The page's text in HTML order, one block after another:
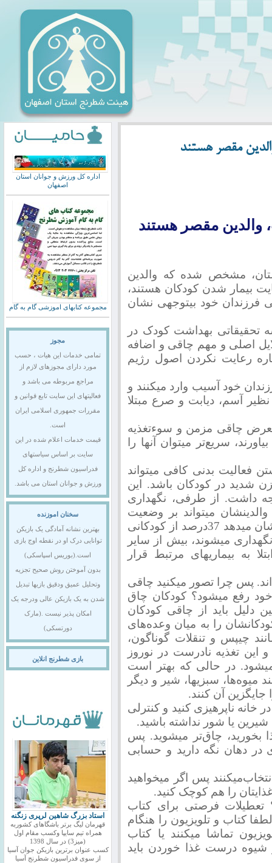
مقصر هستند
والدین مقصر هستند
مشخص شده که والدین
بیمار شدن کودکان هستند،
فرزندان خود بیتوجهی نشان
تحقیقاتی بهداشت کودک در
اصلی و مهم چاقی و اضافه
رعایت نکردن اصول رژیم
خود آسیب وارد میکنند و
نظیر آسم، دیابت و صرع مبتلا
چاقی مزمن و سوء‌تغذیه
سریع‌تر میتوان آنها را
فعالیت بدنی کافی میتواند
شدید در کودکان باشد. این
داشت. از طرفی، نگهداری
میتواند بر وضعیت
چاقی آنها اثر منفی بگذارد؛ چراکه آمارها نشان میدهد 37درصد از کودکانی
میشوند، بیش از سایر
بیماریهای مرتبط قرار
پس چرا تصور میکنید چاقی
رفع میشود؟ کودکان چاق
دلیل باید از چاقی کودکان
را به میان وعده‌های
چیپس و تنقلات گوناگون،
تغذیه نادرست در نوروز
در حالی که بهتر است
میوه‌ها، سبزیها، شیر و دیگر
جایگزین آن کنند.
خانه ناپرهیزی کنید و کنترلی
یا شور نداشته باشید.
بخورید، چاق‌تر میشوید. پس
در دهان نگه دارید و حسابی
پس اگر میخواهید
غذایتان را هم کوچک کنید.
تعطیلات فرصتی برای کتاب
کتاب و تلویزیون را هنگام
تماشا میکنند یا کتاب
شیوه درست غذا خوردن باید
اداره کل ورزش و جوانان استان
اصفهان
مجموعه کتابهای اموزشی گام به گام
مجوز
تمامی خدمات این هیات ، حسب
مورد دارای مجوزهای لازم از
مراجع مربوطه می باشد و
فعالیتهای این سایت تابع قوانین و
مقررات جمهوری اسلامی ایران
است.
قیمت خدمات اعلام شده در این
سایت بر اساس سیاستهای
فدراسیون شطرنج و اداره کل
ورزش و جوانان استان می باشد.
سخنان اموزنده
بهترین نشانه آمادگی یک بازیکن
توانایی درک او در نقطه اوج بازی
است.(بوریس اسپاسکی)
بدون آموختن روش صحیح تجزیه
وتحلیل عمیق ودقیق بازیها تبدیل
شدن به یک بازیکن عالی ودرجه یک
امکان پذیر نیست .(مارک
دورتسکی)
بازی شطرنج انلاین
استاد بزرگ شاهین لرپری زنگنه
قهرمان لیگ برتر باشگاهای کشوربه
همراه تیم سایپا وکسب مقام اول
(میز3) در سال 1398
کسب عنوان برترین بازیکن جوان آسیا
از سوی فدراسیون شطرنج آسیا